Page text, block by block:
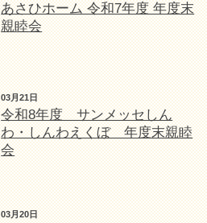
あさひホーム 令和7年度 年度末
親睦会
03月21日
令和8年度 サンメッセしん
わ・しんわえくぼ 年度末親睦
会
03月20日